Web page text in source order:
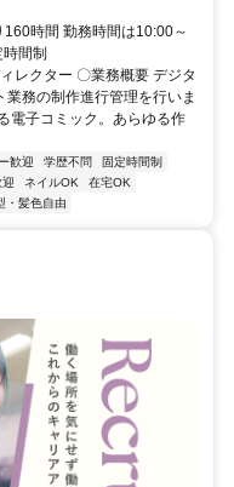
時間 勤務時間は10:00～
間制
レクター 〇業務概要 デジタ
務の制作進行管理を行いま
電子コミック。あらゆる作
歓迎 学歴不問
固定時間制
ネイルOK
在宅OK
・髪色自由